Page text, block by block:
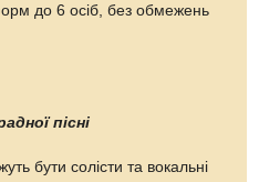
до 6 осіб, без обмежень
пісні
бути солісти та вокальні